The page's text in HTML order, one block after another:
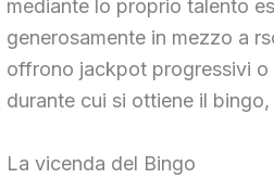
mediante lo proprio talento
generosamente in mezzo a
offrono jackpot progressivi o
durante cui si ottiene il
La vicenda del Bingo